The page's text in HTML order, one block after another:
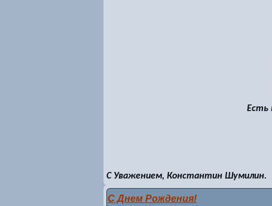
Есть
С Уважением, Константин Шумилин.
С Днем Рождения!